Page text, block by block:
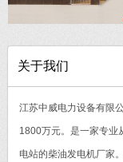
关于我们
江苏中威电力设备有限
1800万元。是一家专业
电站的柴油发电机厂家